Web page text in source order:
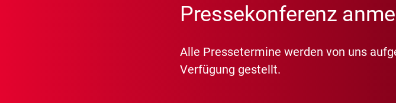
Pressekonferenz
Alle Pressetermine werden von uns
Verfügung gestellt.